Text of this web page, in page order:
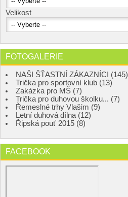
Velikost
FOTOGALERIE
NAŠI ŠŤASTNÍ ZÁKAZNÍCI (145)
Trička pro sportovní klub (13)
Zakázka pro MŠ (7)
Trička pro duhovou školku... (7)
Řemeslné trhy Vlašim (9)
Letní duhová dílna (12)
Řipská pouť 2015 (8)
FACEBOOK